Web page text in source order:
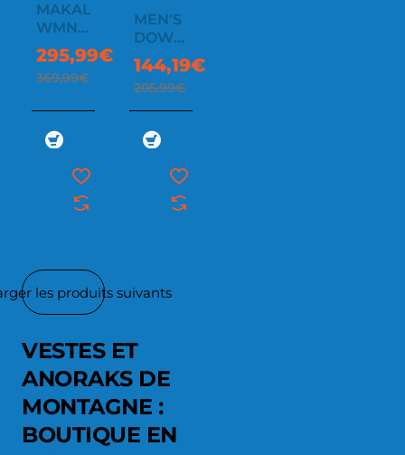
VESTES ET
ANORAKS DE
MONTAGNE :
BOUTIQUE EN
-20%
MAKALU
WMNS
JACKET
295,99€
369,99€
-30%
MEN'S
DOWNJACKET
FITZ
ROY
WARM
144,19€
205,99€
les produits suivants